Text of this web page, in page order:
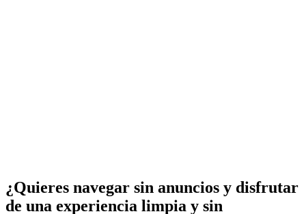
¿Quieres navegar sin anuncios y disfrutar
de una experiencia limpia y sin